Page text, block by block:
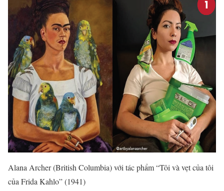
Alana Archer (British Columbia) với tác phẩm “Tôi và vẹt của tôi
của Frida Kahlo” (1941)